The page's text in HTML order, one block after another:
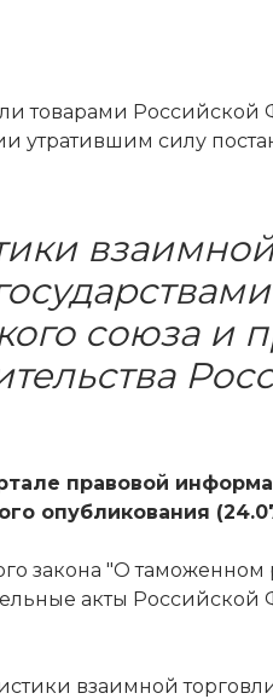
товарами
утратившим силу
союза и
правовой
опубликования
закона "О
акты
взаимной